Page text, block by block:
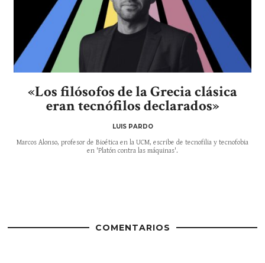
«Los filósofos de la Grecia clásica
eran tecnófilos declarados»
LUIS PARDO
Marcos Alonso, profesor de Bioética en la UCM, escribe de tecnofilia y tecnofobia
en 'Platón contra las máquinas'.
COMENTARIOS